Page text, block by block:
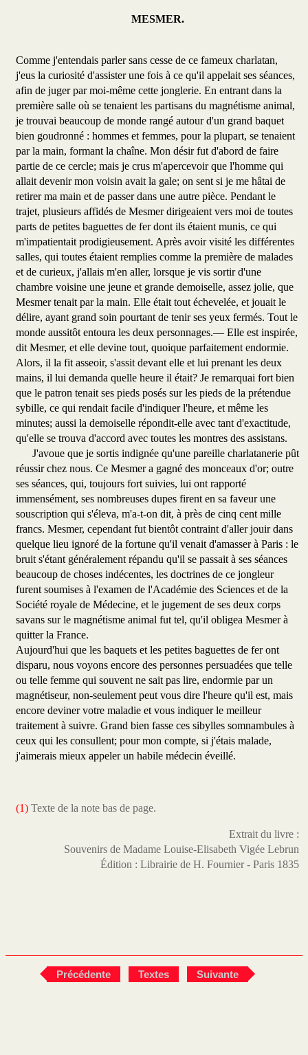
MESMER.
Comme j'entendais parler sans cesse de ce fameux charlatan,
j'eus la curiosité d'assister une fois à ce qu'il appelait ses séances,
afin de juger par moi-même cette jonglerie. En entrant dans la
première salle où se tenaient les partisans du magnétisme animal,
je trouvai beaucoup de monde rangé autour d'un grand baquet
bien goudronné : hommes et femmes, pour la plupart, se tenaient
par la main, formant la chaîne. Mon désir fut d'abord de faire
partie de ce cercle; mais je crus m'apercevoir que l'homme qui
allait devenir mon voisin avait la gale; on sent si je me hâtai de
retirer ma main et de passer dans une autre pièce. Pendant le
trajet, plusieurs affidés de Mesmer dirigeaient vers moi de toutes
parts de petites baguettes de fer dont ils étaient munis, ce qui
m'impatientait prodigieusement. Après avoir visité les différentes
salles, qui toutes étaient remplies comme la première de malades
et de curieux, j'allais m'en aller, lorsque je vis sortir d'une
chambre voisine une jeune et grande demoiselle, assez jolie, que
Mesmer tenait par la main. Elle était tout échevelée, et jouait le
délire, ayant grand soin pourtant de tenir ses yeux fermés. Tout le
monde aussitôt entoura les deux personnages.— Elle est inspirée,
dit Mesmer, et elle devine tout, quoique parfaitement endormie.
Alors, il la fit asseoir, s'assit devant elle et lui prenant les deux
mains, il lui demanda quelle heure il était? Je remarquai fort bien
que le patron tenait ses pieds posés sur les pieds de la prétendue
sybille, ce qui rendait facile d'indiquer l'heure, et même les
minutes; aussi la demoiselle répondit-elle avec tant d'exactitude,
qu'elle se trouva d'accord avec toutes les montres des assistans.
J'avoue que je sortis indignée qu'une pareille charlatanerie pût
réussir chez nous. Ce Mesmer a gagné des monceaux d'or; outre
ses séances, qui, toujours fort suivies, lui ont rapporté
immensément, ses nombreuses dupes firent en sa faveur une
souscription qui s'éleva, m'a-t-on dit, à près de cinq cent mille
francs. Mesmer, cependant fut bientôt contraint d'aller jouir dans
quelque lieu ignoré de la fortune qu'il venait d'amasser à Paris : le
bruit s'étant généralement répandu qu'il se passait à ses séances
beaucoup de choses indécentes, les doctrines de ce jongleur
furent soumises à l'examen de l'Académie des Sciences et de la
Société royale de Médecine, et le jugement de ses deux corps
savans sur le magnétisme animal fut tel, qu'il obligea Mesmer à
quitter la France.
Aujourd'hui que les baquets et les petites baguettes de fer ont
disparu, nous voyons encore des personnes persuadées que telle
ou telle femme qui souvent ne sait pas lire, endormie par un
magnétiseur, non-seulement peut vous dire l'heure qu'il est, mais
encore deviner votre maladie et vous indiquer le meilleur
traitement à suivre. Grand bien fasse ces sibylles somnambules à
ceux qui les consullent; pour mon compte, si j'étais malade,
j'aimerais mieux appeler un habile médecin éveillé.
(1) Texte de la note bas de page.
Extrait du livre :
Souvenirs de Madame Louise-Elisabeth Vigée Lebrun
Édition : Librairie de H. Fournier - Paris 1835
Précédente Textes Suivante